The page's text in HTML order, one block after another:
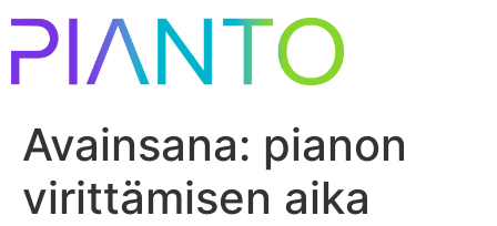
Avainsana: pianon
virittämisen aika